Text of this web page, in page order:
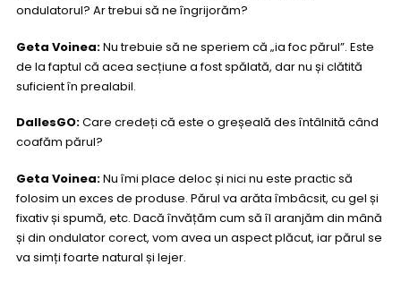
ondulatorul? Ar trebui să ne îngrijorăm?
Geta Voinea:Nu trebuie să ne speriem că „ia foc părul”. Este
de la faptul că acea secțiune a fost spălată, dar nu și clătită
suficient în prealabil.
DallesGO:Care credeți că este o greșeală des întâlnită când
coafăm părul?
Geta Voinea:Nu îmi place deloc și nici nu este practic să
folosim un exces de produse. Părul va arăta îmbâcsit, cu gel și
fixativ și spumă, etc. Dacă învățăm cum să îl aranjăm din mână
și din ondulator corect, vom avea un aspect plăcut, iar părul se
va simți foarte natural și lejer.